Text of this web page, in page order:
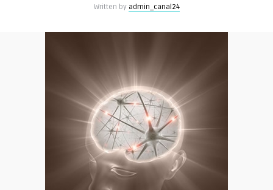
Written by admin_canal24